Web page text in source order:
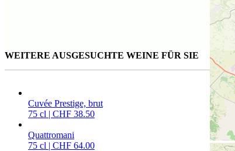
WEITERE AUSGESUCHTE WEINE FÜR SIE
Cuvée Prestige, brut
75 cl | CHF 38.50
Quattromani
75 cl | CHF 64.00